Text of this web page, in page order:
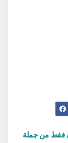
فقط من جملة